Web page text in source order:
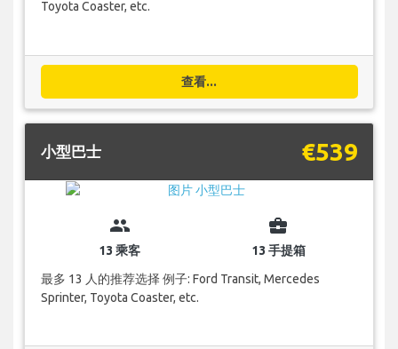
Toyota Coaster, etc.
查看...
小型巴士 €539
group
13 乘客
business_center
13 手提箱
最多 13 人的推荐选择 例子: Ford Transit, Mercedes
Sprinter, Toyota Coaster, etc.